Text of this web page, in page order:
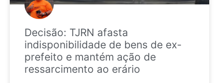
Decisão: TJRN afasta
indisponibilidade de bens de ex-
prefeito e mantém ação de
ressarcimento ao erário